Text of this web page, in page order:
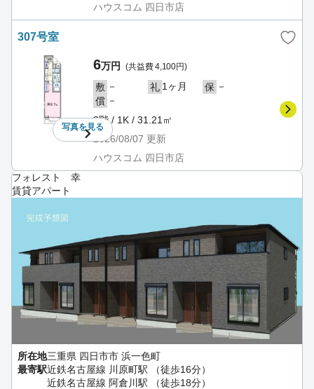
ハウスコム 四日市店
307号室
写真を見る
6万円 (共益費 4,100円)
敷 － 礼 1ヶ月 保 －
償 －
3階 / 1K / 31.21㎡
2026/08/07 更新
ハウスコム 四日市店
フォレスト 幸
賃貸アパート
所在地三重県 四日市市 浜一色町
最寄駅近鉄名古屋線 川原町駅 （徒歩16分）
近鉄名古屋線 阿倉川駅 （徒歩18分）